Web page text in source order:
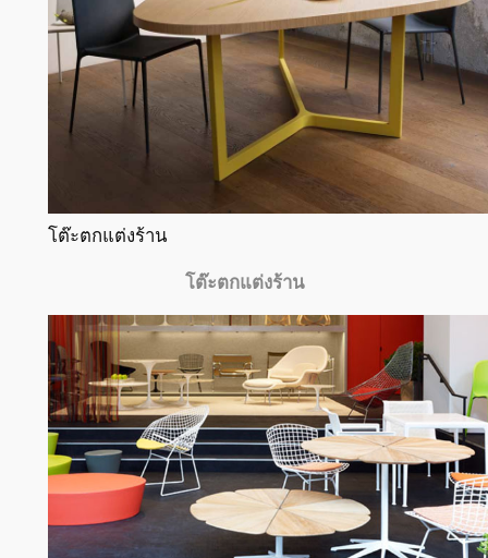
โต๊ะตกแต่งร้าน
โต๊ะตกแต่งร้าน